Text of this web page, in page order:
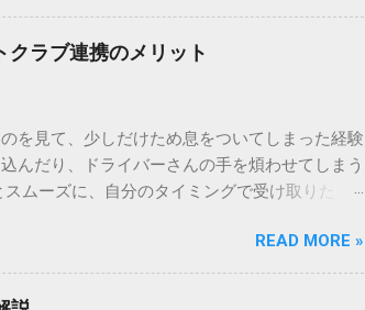
りません。 1. なぜ「変換」しても旧字・外字
でしょうか。その理由は、パソコンが文字を
JIS規格（日本産業規格）によって「第1水
われる非常に古い漢字（旧字）や、特定の組
ソコン上のすべての文字には、いわば「住
の住所（コード）を直接指定すれば、確実に呼
す「16進数入力」 最も汎用性が高く、特別な
例：20BB7）」を把握する。 入力モードを「半
**[Alt]キーを押しながら[X]キー**を押す。 入
の方法は、特にMicrosoft Wordで非常に強力
ラブ連携のメリット
を見て、少しだけため息をついてしまった経験
んだり、ドライバーさんの手を煩わせてしまう
ムーズに、自分のタイミングで受け取りた
するだけで、再配達のストレスは驚くほど軽く
、連携による具体的なメリットを徹底解説しま
えておきたいのが、佐川急便の個人向け無料
READ MORE »